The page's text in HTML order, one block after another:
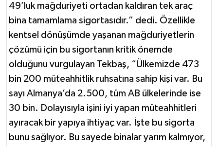
49’luk mağduriyeti ortadan kaldıran tek araç
bina tamamlama sigortasıdır.” dedi. Özellikle
kentsel dönüşümde yaşanan mağduriyetlerin
çözümü için bu sigortanın kritik önemde
olduğunu vurgulayan Tekbaş, “Ülkemizde 473
bin 200 müteahhitlik ruhsatına sahip kişi var. Bu
sayı Almanya’da 2.500, tüm AB ülkelerinde ise
30 bin. Dolayısıyla işini iyi yapan müteahhitleri
ayıracak bir yapıya ihtiyaç var. İşte bu sigorta
bunu sağlıyor. Bu sayede binalar yarım kalmıyor,